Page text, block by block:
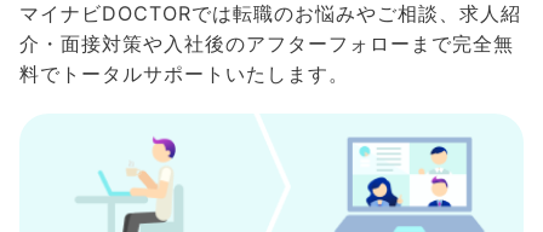
マイナビDOCTORでは転職のお悩みやご相談、求人紹
介・面接対策や入社後のアフターフォローまで完全無
料でトータルサポートいたします。